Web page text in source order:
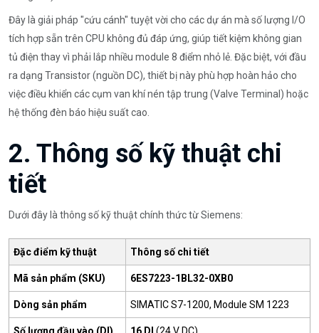
Đây là giải pháp "cứu cánh" tuyệt vời cho các dự án mà số lượng I/O
tích hợp sẵn trên CPU không đủ đáp ứng, giúp tiết kiệm không gian
tủ điện thay vì phải lắp nhiều module 8 điểm nhỏ lẻ. Đặc biệt, với đầu
ra dạng Transistor (nguồn DC), thiết bị này phù hợp hoàn hảo cho
việc điều khiển các cụm van khí nén tập trung (Valve Terminal) hoặc
hệ thống đèn báo hiệu suất cao.
2. Thông số kỹ thuật chi
tiết
Dưới đây là thông số kỹ thuật chính thức từ Siemens:
Đặc điểm kỹ thuật Thông số chi tiết
Mã sản phẩm (SKU) 6ES7223-1BL32-0XB0
Dòng sản phẩm SIMATIC S7-1200, Module SM 1223